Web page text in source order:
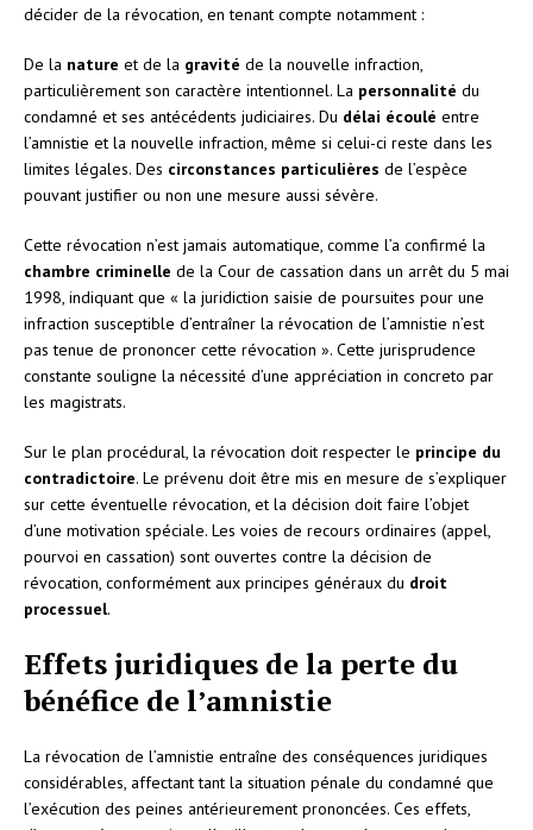
décider de la révocation, en tenant compte notamment :
De la nature et de la gravité de la nouvelle infraction,
particulièrement son caractère intentionnel. La personnalité du
condamné et ses antécédents judiciaires. Du délai écoulé entre
l’amnistie et la nouvelle infraction, même si celui-ci reste dans les
limites légales. Des circonstances particulières de l’espèce
pouvant justifier ou non une mesure aussi sévère.
Cette révocation n’est jamais automatique, comme l’a confirmé la
chambre criminelle de la Cour de cassation dans un arrêt du 5 mai
1998, indiquant que « la juridiction saisie de poursuites pour une
infraction susceptible d’entraîner la révocation de l’amnistie n’est
pas tenue de prononcer cette révocation ». Cette jurisprudence
constante souligne la nécessité d’une appréciation in concreto par
les magistrats.
Sur le plan procédural, la révocation doit respecter le principe du
contradictoire. Le prévenu doit être mis en mesure de s’expliquer
sur cette éventuelle révocation, et la décision doit faire l’objet
d’une motivation spéciale. Les voies de recours ordinaires (appel,
pourvoi en cassation) sont ouvertes contre la décision de
révocation, conformément aux principes généraux du droit
processuel.
Effets juridiques de la perte du
bénéfice de l’amnistie
La révocation de l’amnistie entraîne des conséquences juridiques
considérables, affectant tant la situation pénale du condamné que
l’exécution des peines antérieurement prononcées. Ces effets,